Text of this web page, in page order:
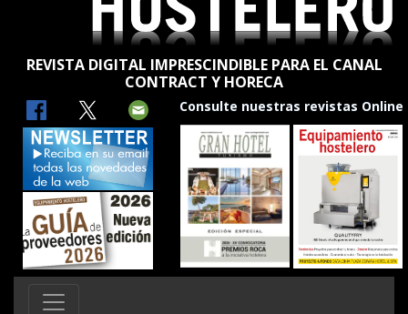
REVISTA DIGITAL IMPRESCINDIBLE PARA EL CANAL
CONTRACT Y HORECA
Consulte nuestras revistas Online